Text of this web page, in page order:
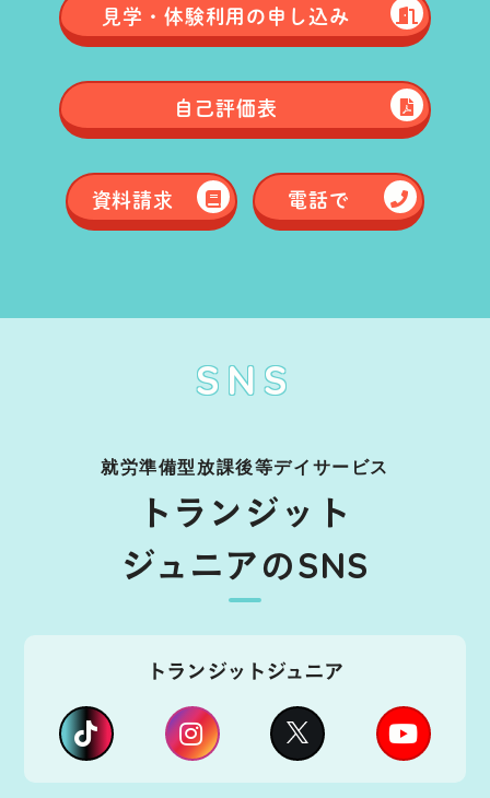
見学・体験利用の申し込み
自己評価表
資料請求 電話で
SNS
就労準備型放課後等デイサービス
トランジット
ジュニアのSNS
トランジットジュニア